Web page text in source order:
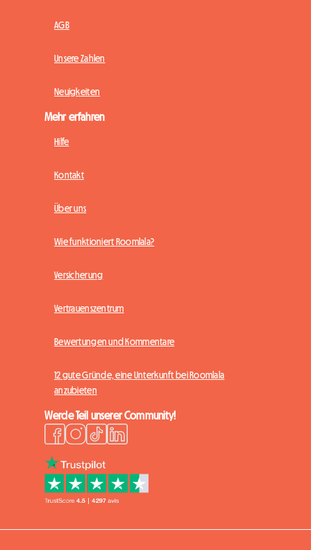
AGB
Unsere Zahlen
Neuigkeiten
Mehr erfahren
Hilfe
Kontakt
Über uns
Wie funktioniert Roomlala?
Versicherung
Vertrauenszentrum
Bewertungen und Kommentare
12 gute Gründe, eine Unterkunft bei Roomlala
anzubieten
Werde Teil unserer Community!